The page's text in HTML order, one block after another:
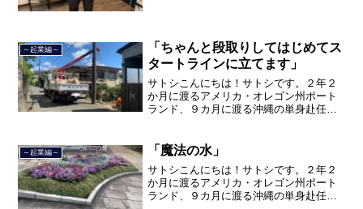
品川区南大井で不動産を主...
～起業編～
「ちゃんと段取りしてはじめてス
タートラインに立てます」
サトシこんにちは！サトシです。２年２
か月に渡るアメリカ・オレゴン州ポート
ランド、９カ月に渡る沖縄の単身赴任の
ました。２０２１年３月９日より東京都
～起業編～ 「魔法の水」
サトシこんにちは！サトシです。２年２
か月に渡るアメリカ・オレゴン州ポート
ランド、９カ月に渡る沖縄の単身赴任の